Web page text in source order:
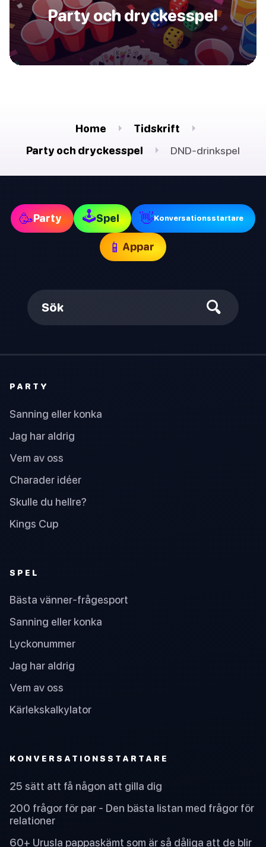
Party och dryckesspel
Home
Tidskrift
Party och dryckesspel
DND-drinkspel
🥳Party 🕹Spel 👋Konversationsstartare
📱 Appar
Sök
PARTY
Sanning eller konka
Jag har aldrig
Vem av oss
Charader idéer
Skulle du hellre?
Kings Cup
SPEL
Bästa vänner-frågesport
Sanning eller konka
Lyckonummer
Jag har aldrig
Vem av oss
Kärlekskalkylator
KONVERSATIONSSTARTARE
25 sätt att få någon att gilla dig
200 frågor för par - Den bästa listan med frågor för
relationer
60+ Urusla pappaskämt som är så dåliga att de blir